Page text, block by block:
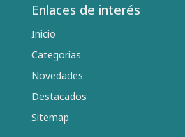
Enlaces de interés
Inicio
Categorías
Novedades
Destacados
Sitemap